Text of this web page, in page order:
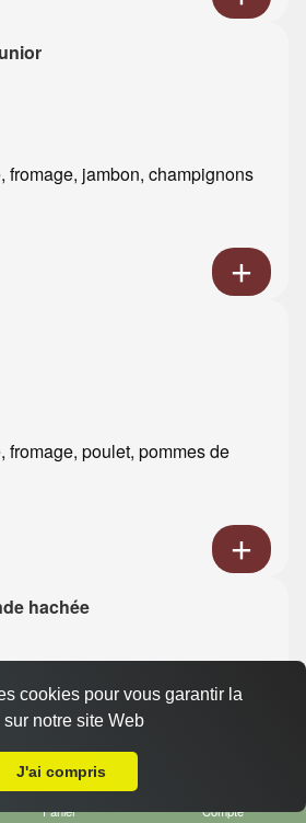
fromage, jambon, champignons
fromage, poulet, pommes de
hachée
viande hachée, boursin
Panier Compte
cookies pour vous garantir la
notre site Web
J'ai compris